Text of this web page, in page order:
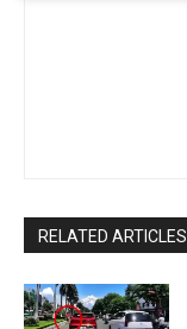
RELATED ARTICLES